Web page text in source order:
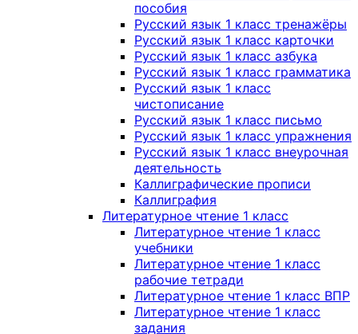
пособия
Русский язык 1 класс тренажёры
Русский язык 1 класс карточки
Русский язык 1 класс азбука
Русский язык 1 класс грамматика
Русский язык 1 класс
чистописание
Русский язык 1 класс письмо
Русский язык 1 класс упражнения
Русский язык 1 класс внеурочная
деятельность
Каллиграфические прописи
Каллиграфия
Литературное чтение 1 класс
Литературное чтение 1 класс
учебники
Литературное чтение 1 класс
рабочие тетради
Литературное чтение 1 класс ВПР
Литературное чтение 1 класс
задания